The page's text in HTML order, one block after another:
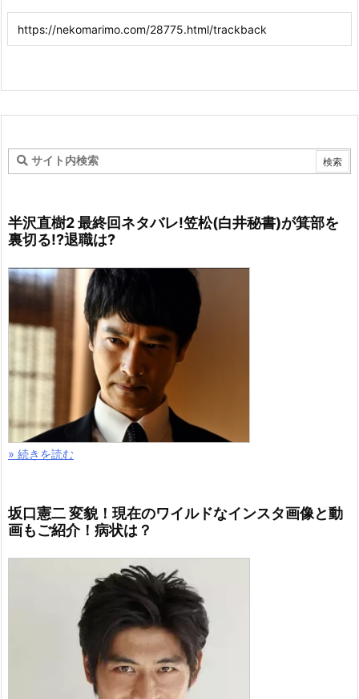
半沢直樹2 最終回ネタバレ!笠松(白井秘書)が箕部を
裏切る!?退職は?
» 続きを読む
坂口憲二 変貌！現在のワイルドなインスタ画像と動
画もご紹介！病状は？